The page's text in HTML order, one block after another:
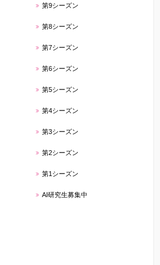
第9シーズン
第8シーズン
第7シーズン
第6シーズン
第5シーズン
第4シーズン
第3シーズン
第2シーズン
第1シーズン
AI研究生募集中